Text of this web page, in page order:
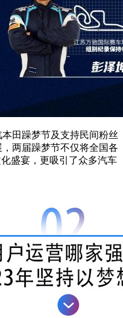
田躁梦节及支持民间粉丝
两届躁梦节不仅将全国各
盛宴，更吸引了众多汽车